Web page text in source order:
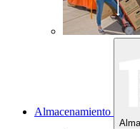
Almacenamiento